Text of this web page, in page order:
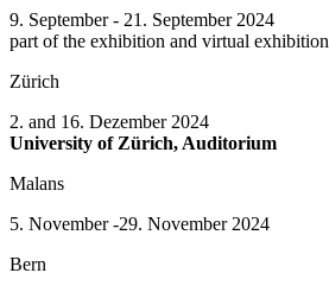
9. September - 21. September 2024
part of the exhibition and virtual exhibition
Zürich
2. and 16. Dezember 2024
University of Zürich, Auditorium
Malans
5. November -29. November 2024
Bern